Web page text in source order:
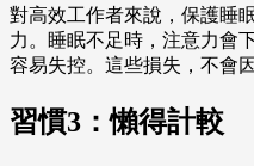
對高效工作者來說，保護睡
力。睡眠不足時，注意力會
容易失控。這些損失，不會
習慣3：懶得計較